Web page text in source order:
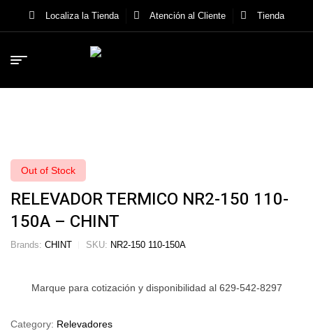
Localiza la Tienda Atención al Cliente Tienda
Out of Stock
RELEVADOR TERMICO NR2-150 110-
150A – CHINT
Brands: CHINT SKU: NR2-150 110-150A
Marque para cotización y disponibilidad al 629-542-8297
Category: Relevadores